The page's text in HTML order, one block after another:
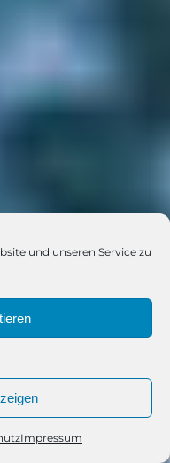
und unseren Service zu
Impressum
WhatsApp